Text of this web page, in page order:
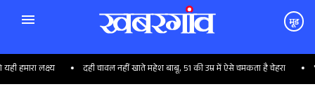
मूड
लक्ष्य दही चावल नहीं खाते महेश बाबू, 51 की उम्र में ऐसे चमकता है चेहरा